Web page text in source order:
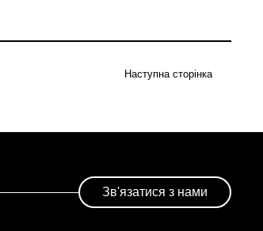
Наступна сторінка
Зв'язатися з нами